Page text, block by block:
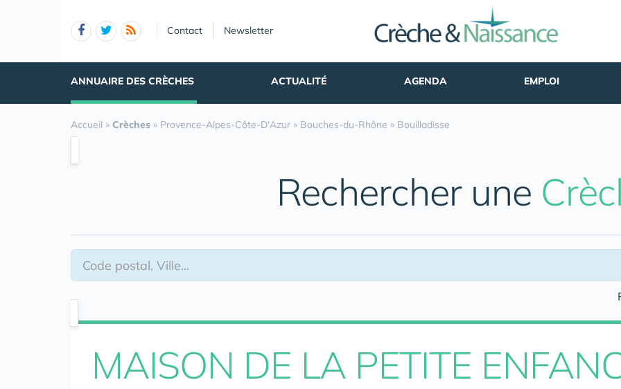
Contact Newsletter
ANNUAIRE DES CRÈCHES ACTUALITÉ AGENDA EMPLOI
Accueil » Crèches » Provence-Alpes-Côte-D'Azur » Bouches-du-Rhône » Bouilladisse
Rechercher une
MAISON DE LA PETITE